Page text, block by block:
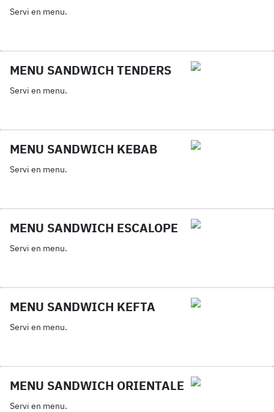
Servi en menu.
MENU SANDWICH TENDERS
Servi en menu.
MENU SANDWICH KEBAB
Servi en menu.
MENU SANDWICH ESCALOPE
Servi en menu.
MENU SANDWICH KEFTA
Servi en menu.
MENU SANDWICH ORIENTALE
Servi en menu.